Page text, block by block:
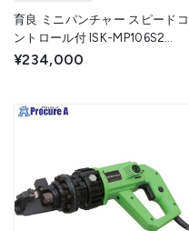
育良 ミニパンチャー スピードコ
ントロール付 ISK-MP106S2
(50186) ISK-MP106S 1台 ▼730-
¥234,000